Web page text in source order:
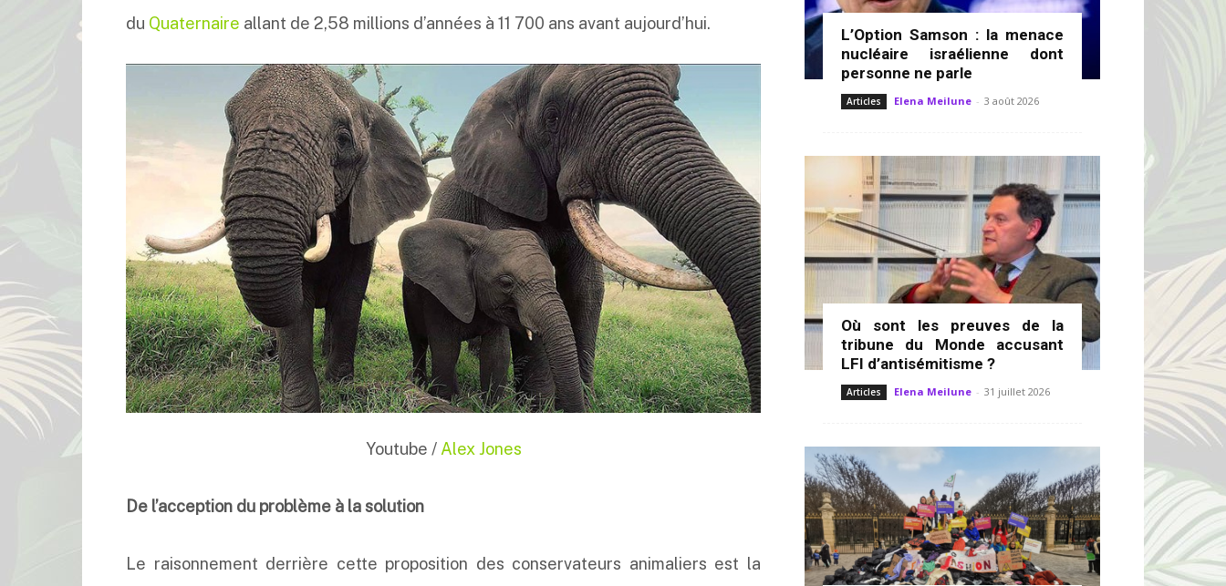
du Quaternaire allant de 2,58 millions d’années à 11 700 ans avant aujourd’hui.
Youtube / Alex Jones
De l’acception du problème à la solution
Le raisonnement derrière cette proposition des conservateurs animaliers est la
L’Option Samson : la menace
nucléaire israélienne dont
personne ne parle
Articles Elena Meilune - 3 août 2026
Où sont les preuves de la
tribune du Monde accusant
LFI d’antisémitisme ?
Articles Elena Meilune - 31 juillet 2026